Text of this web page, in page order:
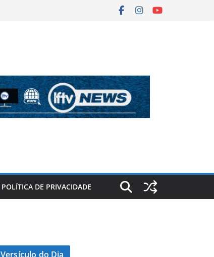
POLÍTICA DE PRIVACIDADE
Versículo do Dia